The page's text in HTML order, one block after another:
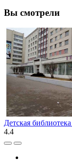
Вы смотрели
Детская
4.4